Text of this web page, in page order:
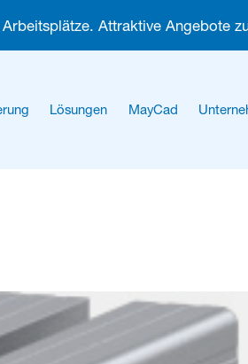
Attraktive Angebote
Lösungen MayCad